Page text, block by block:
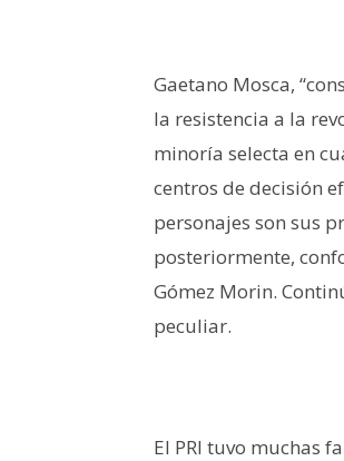
Gaetano Mosca,
la resistencia a la
minoría selecta en
centros de decisión
personajes son sus
posteriormente,
Gómez Morin.
peculiar.
El PRI tuvo muchas